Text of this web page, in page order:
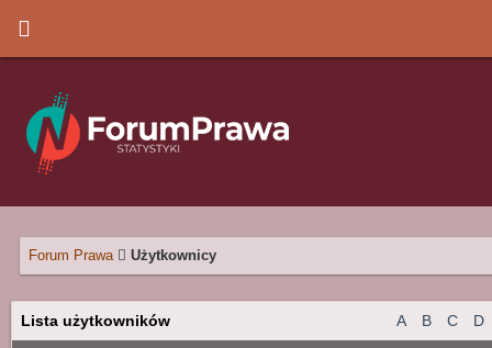
Forum Prawa Użytkownicy
A B C D
Lista użytkowników